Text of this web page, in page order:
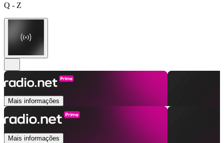
Q - Z
Mais informações
Mais informações